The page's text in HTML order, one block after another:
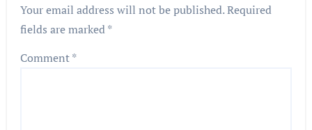
Your email address will not be published.Required
fields are marked*
Comment*